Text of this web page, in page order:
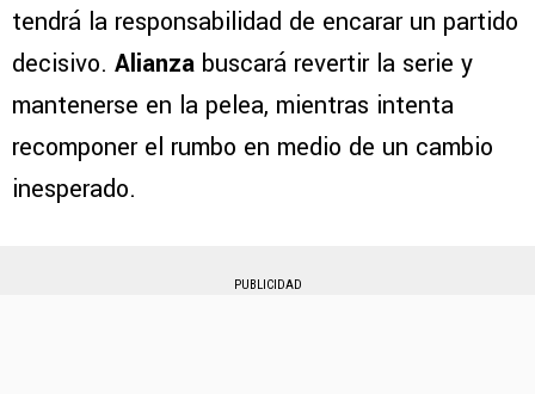
tendrá la responsabilidad de encarar un partido
decisivo. Alianza buscará revertir la serie y
mantenerse en la pelea, mientras intenta
recomponer el rumbo en medio de un cambio
inesperado.
PUBLICIDAD